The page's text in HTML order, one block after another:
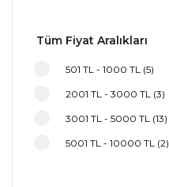
Tüm Fiyat Aralıkları
501 TL - 1000 TL (5)
2001 TL - 3000 TL (3)
3001 TL - 5000 TL (13)
5001 TL - 10000 TL (2)